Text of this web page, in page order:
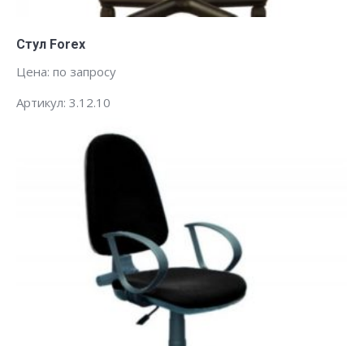
Стул Forex
Цена: по запросу
Артикул: 3.12.10